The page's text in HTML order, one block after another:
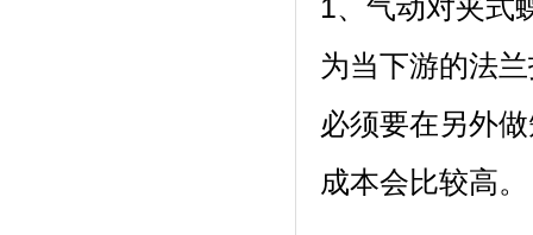
1、气动对夹式
为当下游的法
必须要在另外
成本会比较高。